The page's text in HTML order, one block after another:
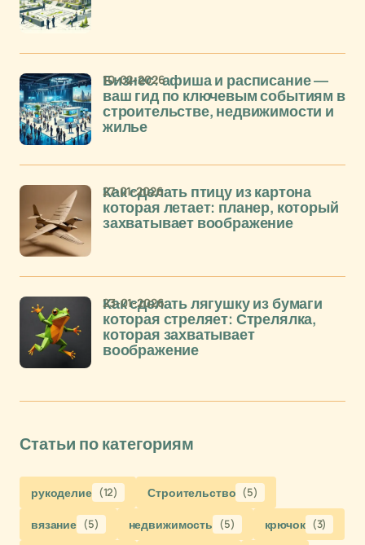
Бизнес: афиша и расписание —
ваш гид по ключевым событиям в
строительстве, недвижимости и
жилье
10-02-2026
Как сделать птицу из картона
которая летает: планер, который
захватывает воображение
27-01-2026
Как сделать лягушку из бумаги
которая стреляет: Стрелялка,
которая захватывает
воображение
23-01-2026
Статьи по категориям
рукоделие (12) Строительство (5)
вязание (5) недвижимость (5) крючок (3)